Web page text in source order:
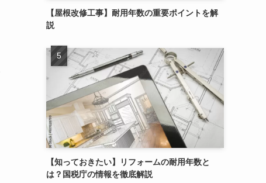
【屋根改修工事】耐用年数の重要ポイントを解
説
【知っておきたい】リフォームの耐用年数と
は？国税庁の情報を徹底解説